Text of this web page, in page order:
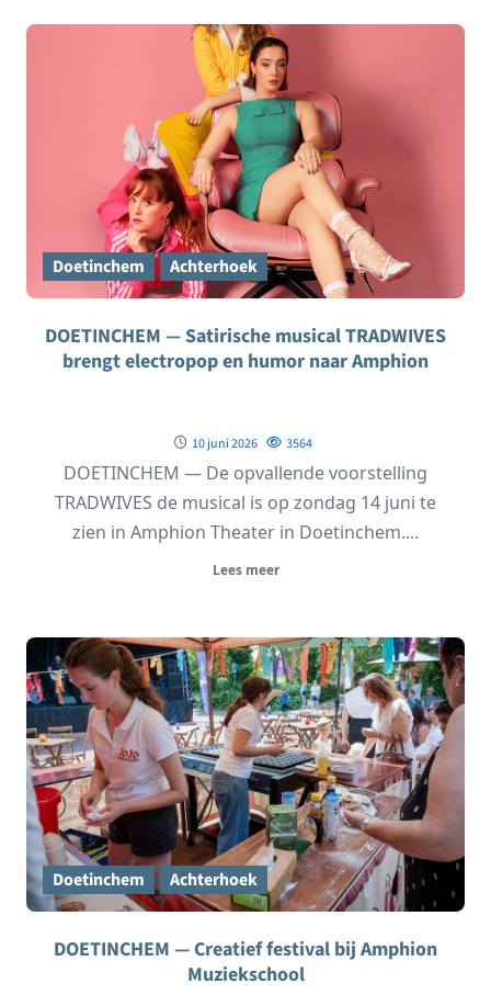
Doetinchem Achterhoek
DOETINCHEM — Satirische musical TRADWIVES
brengt electropop en humor naar Amphion
10 juni 2026 3564
DOETINCHEM — De opvallende voorstelling
TRADWIVES de musical is op zondag 14 juni te
zien in Amphion Theater in Doetinchem....
Lees meer
Doetinchem Achterhoek
DOETINCHEM — Creatief festival bij Amphion
Muziekschool